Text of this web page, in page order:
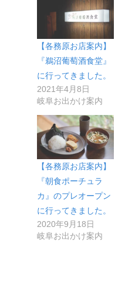
【各務原お店案内】
『鵜沼葡萄酒食堂』
に行ってきました。
2021年4月8日
岐阜お出かけ案内
【各務原お店案内】
『朝食ポーチュラ
カ』のプレオープン
に行ってきました。
2020年9月18日
岐阜お出かけ案内